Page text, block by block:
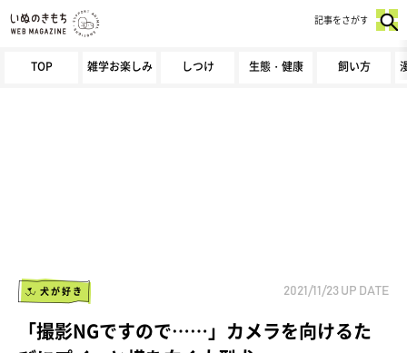
TOP 雑学お楽しみ しつけ 生態・健康 飼い方
記事をさがす
犬が好き 2021/11/23 UP DATE
「撮影NGですので……」カメラを向けるた